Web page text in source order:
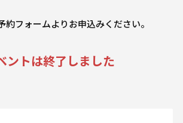
約フォームよりお申込みください。
ントは終了しました